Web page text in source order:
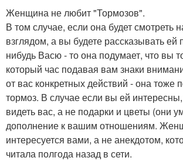
Женщина не любит "Тормозов".
В том случае, если она будет смотреть
взглядом, а вы будете рассказывать ей
нибудь Васю - то она подумает, что вы
который час подавая вам знаки
от вас конкретных действий - она тоже
тормоз. В случае если вы ей
видеть вас, а не подарки и цветы (они
дополнение к вашим отношениям.
интересуется вами, а не анекдотом,
читала полгода назад в сети.